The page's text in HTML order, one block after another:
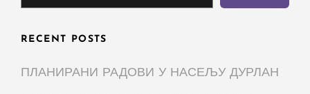
RECENT POSTS
ПЛАНИРАНИ РАДОВИ У НАСЕЉУ ДУРЛАН